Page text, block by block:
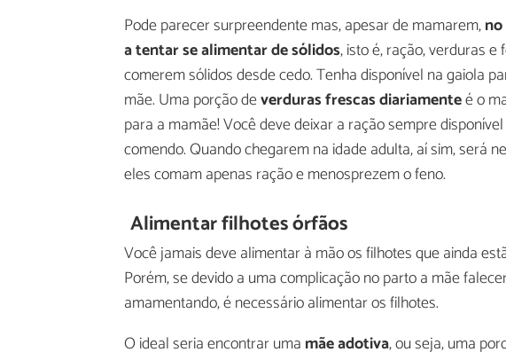
Pode parecer surpreendente mas, apesar de mamarem,
a tentar se alimentar de sólidos, isto é, ração, verduras
comerem sólidos desde cedo. Tenha disponível na gaiola
mãe. Uma porção deverduras frescas diariamenteé o
para a mamãe! Você deve deixar a ração sempre
comendo. Quando chegarem na idade adulta, aí sim, será
eles comam apenas ração e menosprezem o feno.
Alimentar filhotes órfãos
Você jamais deve alimentar à mão os filhotes que ainda
Porém, se devido a uma complicação no parto a mãe
amamentando, é necessário alimentar os filhotes.
O ideal seria encontrar uma mãe adotiva, ou seja, uma